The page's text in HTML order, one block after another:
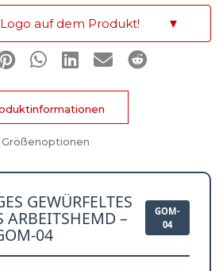
auf dem Produkt! ▼
Größenoptionen
GEWÜRFELTES
ARBEITSHEMD –
04
GOM-
04